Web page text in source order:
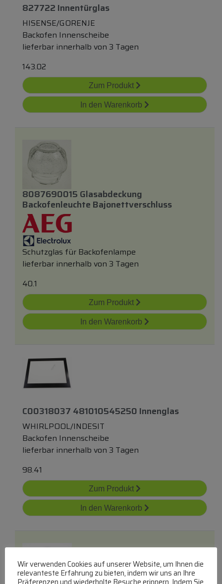
827722 Innentürglas
HISENSE/GORENJE
Backofen Innenscheibe
lieferbar innerhalb von 3 Tagen
143.02
Zum Produkt
In den Warenkorb
8087690015 Glasabdeckung
Backofenleuchte Bajonettverschluss
Schutzglas für Backofenlampe
lieferbar innerhalb von 3 Tagen
40.1
Zum Produkt
In den Warenkorb
C00318037 481010545250 Innenglas
WHIRLPOOL/INDESIT
Backofen Innenscheibe
lieferbar innerhalb von 3 Tagen
98.41
Zum Produkt
In den Warenkorb
Wir verwenden Cookies auf unserer Website, um Ihnen die
relevanteste Erfahrung zu bieten, indem wir uns an Ihre
Präferenzen und wiederholte Besuche erinnern. Indem Sie